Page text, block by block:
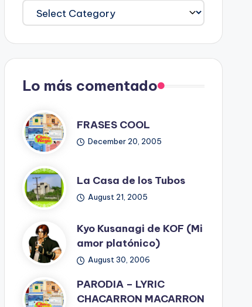
Temas
del
Blog
Lo más comentado
FRASES COOL
December 20, 2005
La Casa de los Tubos
August 21, 2005
Kyo Kusanagi de KOF (Mi
amor platónico)
August 30, 2006
PARODIA – LYRIC
CHACARRON MACARRON